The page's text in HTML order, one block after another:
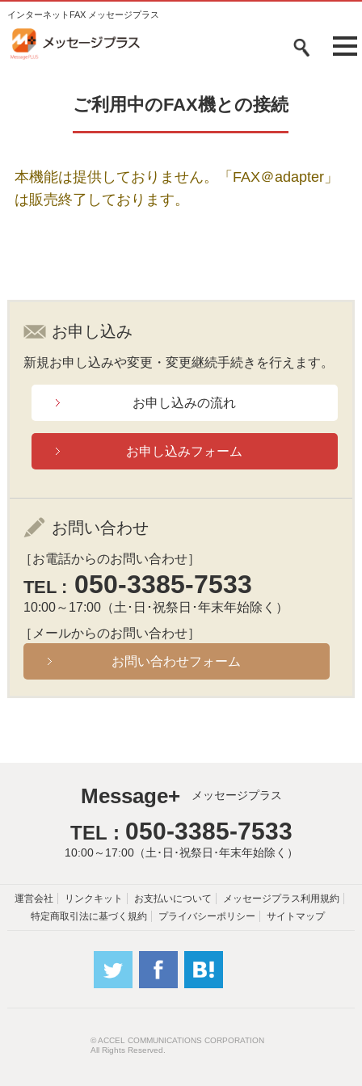
インターネットFAX メッセージプラス
ご利用中のFAX機との接続
本機能は提供しておりません。「FAX＠adapter」
は販売終了しております。
お申し込み
新規お申し込みや変更・変更継続手続きを行えます。
お申し込みの流れ
お申し込みフォーム
お問い合わせ
［お電話からのお問い合わせ］
TEL : 050-3385-7533
10:00～17:00（土･日･祝祭日･年末年始除く）
［メールからのお問い合わせ］
お問い合わせフォーム
Message+メッセージプラス
TEL : 050-3385-7533
10:00～17:00（土･日･祝祭日･年末年始除く）
運営会社 リンクキット お支払いについて
メッセージプラス利用規約
特定商取引法に基づく規約
プライバシーポリシー サイトマップ
© ACCEL COMMUNICATIONS CORPORATION
All Rights Reserved.